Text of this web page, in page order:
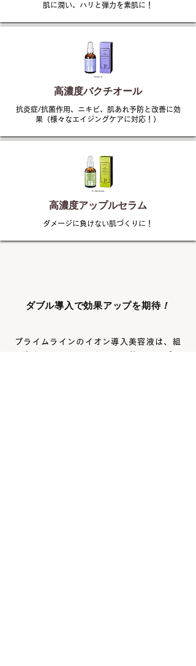
肌に潤い、ハリと弾力を素肌に！
高濃度バクチオール
抗炎症/抗菌作用、ニキビ、肌あれ予防と改善に効
果（様々なエイジングケアに対応！）
高濃度アップルセラム
ダメージに負けない肌づくりに！
​ダブル導入で効果アップを期待！
プライムラインのイオン導入美容液は、組